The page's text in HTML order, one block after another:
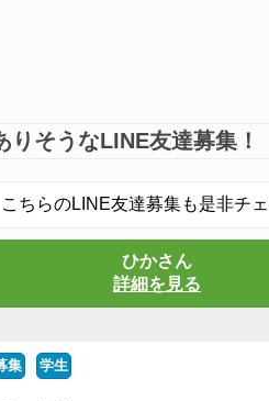
りそうなLINE友達募集！
こちらのLINE友達募集も是非チ
ひかさん
詳細を見る
集 学生